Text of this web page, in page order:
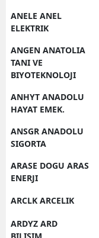
ANELE ANEL
ELEKTRIK
ANGEN ANATOLIA
TANI VE
BIYOTEKNOLOJI
ANHYT ANADOLU
HAYAT EMEK.
ANSGR ANADOLU
SIGORTA
ARASE DOGU ARAS
ENERJI
ARCLK ARCELIK
ARDYZ ARD
BILISIM